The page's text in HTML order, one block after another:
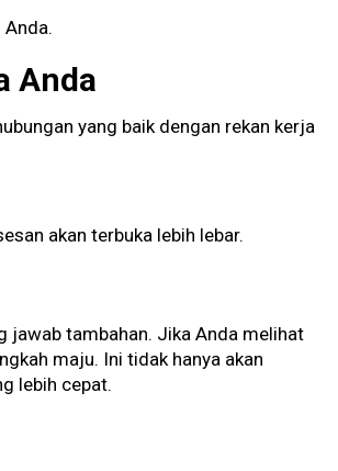
Anda
yang baik dengan rekan kerja
akan terbuka lebih lebar.
jawab tambahan. Jika Anda melihat
maju. Ini tidak hanya akan
lebih cepat.